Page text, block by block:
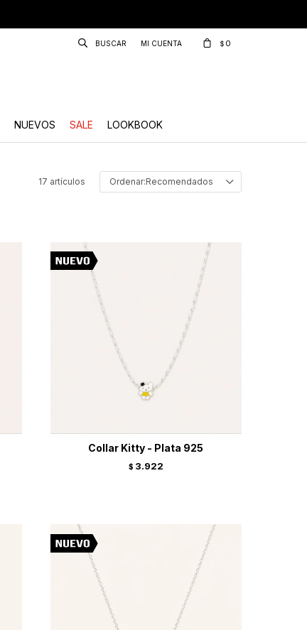
NUEVOS SALE LOOKBOOK
$ 0
17 artículos Recomendados
Collar Kitty - Plata 925
$ 3.922